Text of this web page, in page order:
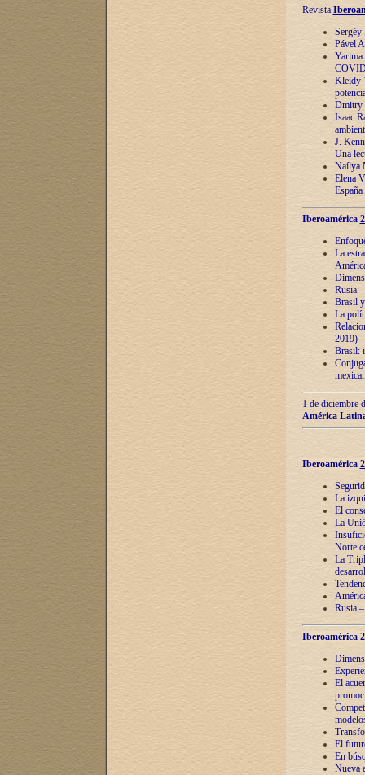
Revista
Sergéy
Pável
Yarima
Kleidy
Dmitry
Isaac
J.
Una
Naílya
Elena
España
Iberoamérica
La
Rusia
Brasil
La
2019)
Brasil:
1 de diciembre
América
Iberoamérica
La
El
La
Norte
La
Rusia
Iberoamérica
El
El
En
Nueva